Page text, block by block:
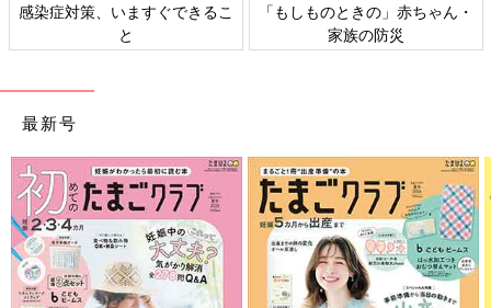
感染症対策、いますぐできるこ
と
「もしものときの」赤ちゃん・
家族の防災
最新号